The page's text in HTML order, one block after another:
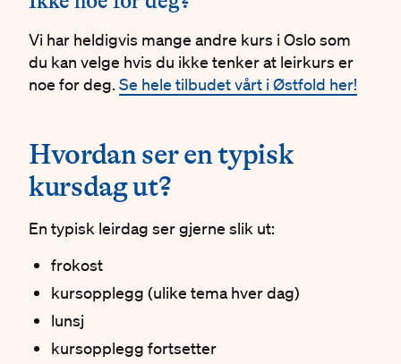
Vi har heldigvis mange andre kurs i Oslo som
du kan velge hvis du ikke tenker at leirkurs er
noe for deg. Se hele tilbudet vårt i Østfold her!
#
#
Hvordan ser en typisk
kursdag ut?
En typisk leirdag ser gjerne slik ut:
frokost
kursopplegg (ulike tema hver dag)
lunsj
kursopplegg fortsetter